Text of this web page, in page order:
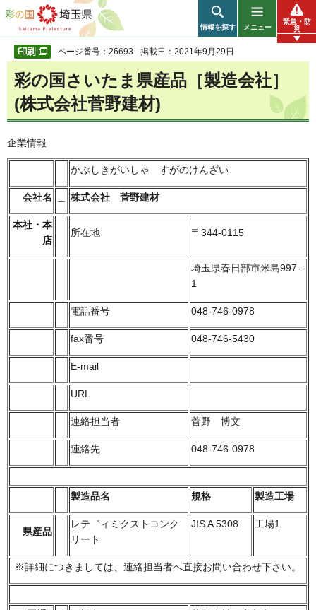
彩の国 埼玉県
情報を探す メニュー
緊急・防
災
ページ番号：26693 掲載日：2021年9月29日
彩の国さいたま県産品［製造会社］
(株式会社菅野建材)
企業情報
かぶしきがいしゃ すがのけんざい
会社名 株式会社 菅野建材
本社・本
店
所在地 〒344-0115
埼玉県春日部市米島997-
1
電話番号 048-746-0978
fax番号 048-746-5430
E-mail
URL
連絡担当者 菅野 博文
連絡先 048-746-0978
製造品名 規格 製造工場
県産品
レテ゛ィミクストコンク
リート
JIS A 5308 工場1
※詳細につきましては、連絡担当者へ直接お問い合わせ下さい。